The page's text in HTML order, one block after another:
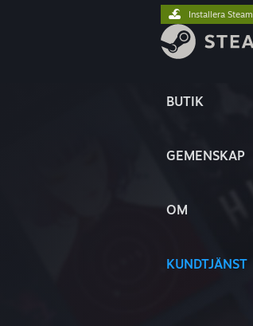
BUTIK
GEMENSKAP
OM
KUNDTJÄNST
Installera Steam